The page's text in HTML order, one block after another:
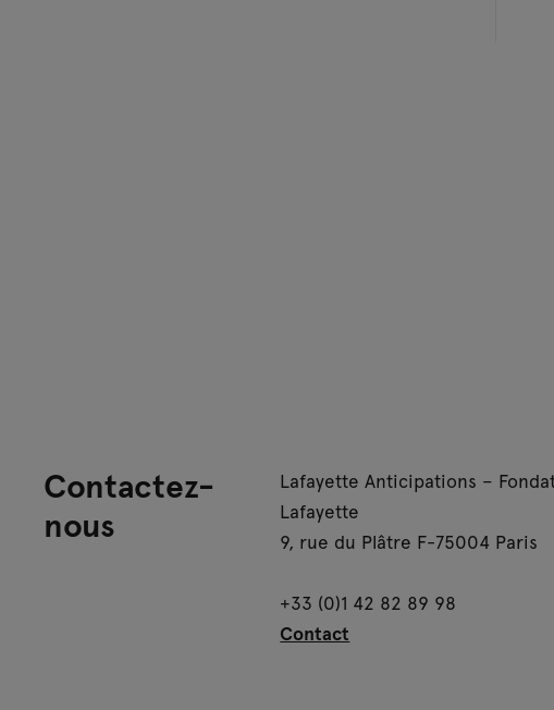
Contactez-
nous
Lafayette Anticipations –
Lafayette
9, rue du Plâtre F-75004 Paris
+33 (0)1 42 82 89 98
Contact